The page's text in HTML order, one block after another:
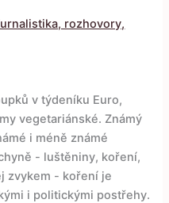
rozhovory,
v týdeníku Euro,
vegetariánské. Známý
i méně známé
- luštěniny, koření,
zvykem - koření je
i politickými postřehy.